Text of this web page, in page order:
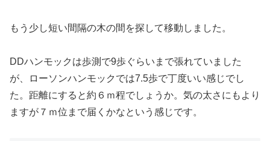
もう少し短い間隔の木の間を探して移動しました。
DDハンモックは歩測で9歩ぐらいまで張れていました
が、ローソンハンモックでは7.5歩で丁度いい感じでし
た。距離にすると約６ｍ程でしょうか。気の太さにもより
ますが７ｍ位まで届くかなという感じです。